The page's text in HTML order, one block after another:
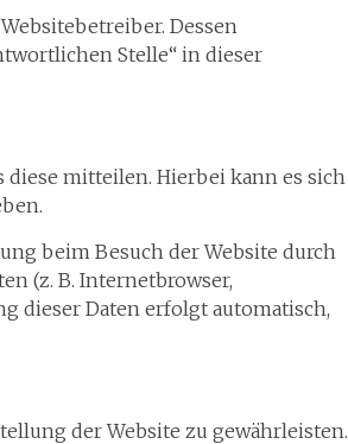
Dessen
Stelle“ in dieser
diese mitteilen. Hierbei kann es sich
beim Besuch der Website durch
(z. B. Internetbrowser,
dieser Daten erfolgt automatisch,
der Website zu gewährleisten.